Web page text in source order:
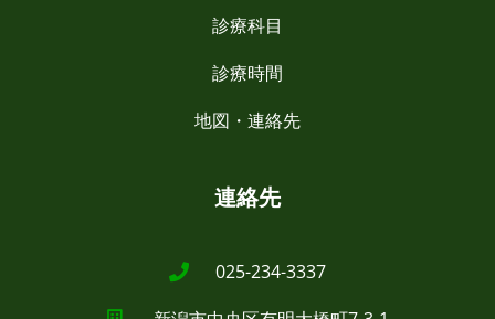
診療科目
診療時間
地図・連絡先
連絡先
025-234-3337